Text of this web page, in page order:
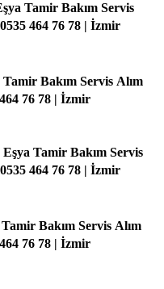
Tamir Bakım Servis
464 76 78 | İzmir
Bakım Servis Alım
76 78 | İzmir
Tamir Bakım Servis
464 76 78 | İzmir
Bakım Servis Alım
76 78 | İzmir